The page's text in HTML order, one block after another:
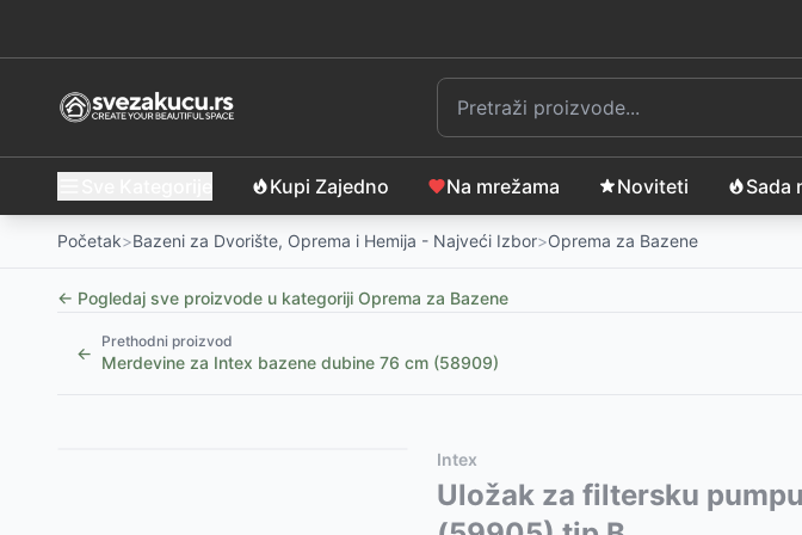
Kupi Zajedno Na mrežama Noviteti Sada
Početak>Bazeni za Dvorište, Oprema i Hemija - Najveći Izbor>Oprema za Bazene
← Pogledaj sve proizvode u kategoriji Oprema za Bazene
←
Prethodni proizvod
Merdevine za Intex bazene dubine 76 cm (58909)
Motalica za solarni pokrivač bazena INTEX -11999RSD
1490 RSD
Ovaj proizvod nije dostupan, pogledajte slične proizvode:
799RSD
Intex
Uložak za filtersku